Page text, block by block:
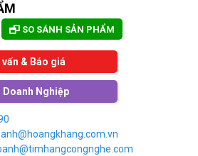
SO SÁNH SẢN PHẨM
vấn & Báo giá
Doanh Nghiệp